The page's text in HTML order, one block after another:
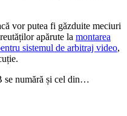
vor putea fi găzduite meciuri
apărute la montarea
sistemul de arbitraj video,
se numără și cel din…